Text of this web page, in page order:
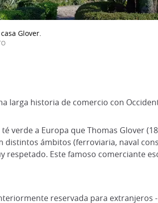
casa Glover.
larga historia de comercio con
verde a Europa que Thomas Glover
ámbitos (ferroviaria, naval
Este famoso comerciante
reservada para extranjeros